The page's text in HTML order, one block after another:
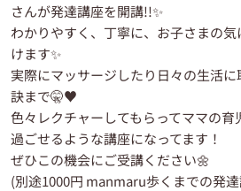
さんが発達講座を開講!!✨
わかりやすく、丁寧に、お子さまの
けます✨
実際にマッサージしたり日々の生活
訣まで🤫♥️
色々レクチャーしてもらってママの
過ごせるような講座になってます！
ぜひこの機会にご受講ください🌼
(別途1000円 manmaru歩くまでの発